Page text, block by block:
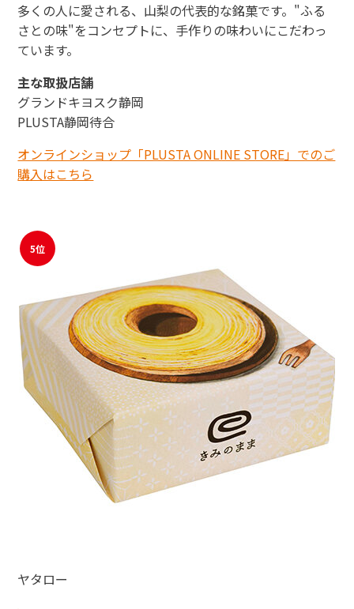
多くの人に愛される、山梨の代表的な銘菓です。"ふる
さとの味"をコンセプトに、手作りの味わいにこだわっ
ています。
主な取扱店舗
グランドキヨスク静岡
PLUSTA静岡待合
オンラインショップ「PLUSTA ONLINE STORE」でのご
購入はこちら
5位
ヤタロー